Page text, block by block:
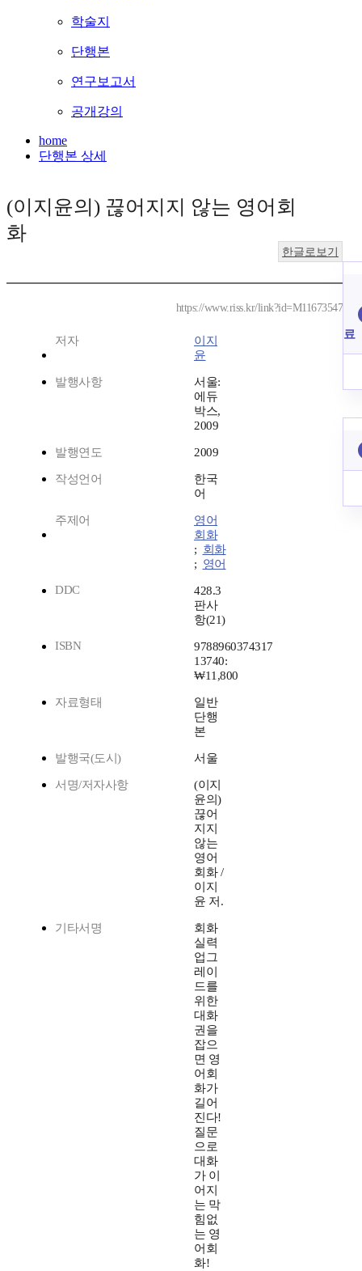
학술지
단행본
연구보고서
공개강의
home
단행본 상세
(이지윤의) 끊어지지 않는 영어회
화
한글로보기
https://www.riss.kr/link?id=M11673547
저자
이지
윤
발행사항
서울:
에듀
박스,
2009
발행연도 2009
작성언어
한국
어
주제어
영어
회화
; 회화
; 영어
DDC
428.3
판사
항(21)
ISBN
9788960374317
13740:
₩11,800
자료형태
일반
단행
본
발행국(도시) 서울
서명/저자사항
(이지
윤의)
끊어
지지
않는
영어
회화 /
이지
윤 저.
기타서명
회화
실력
업그
레이
드를
위한
대화
권을
잡으
면 영
어회
화가
길어
진다!
질문
으로
대화
가 이
어지
는 막
힘없
는 영
어회
화!
료